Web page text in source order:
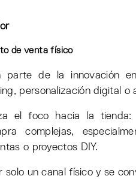
de venta físico
parte de la innovación
personalización digital
el foco hacia la
complejas,
o proyectos DIY.
solo un canal físico y se